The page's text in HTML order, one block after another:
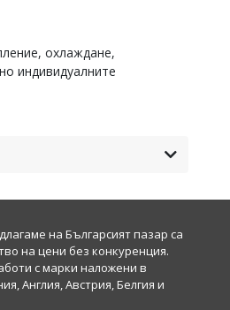
охлаждане,
индивидуалните
на Българсият пазар са
на цени без конкуренция.
с марки наложени в
Англия, Австрия, Белгия и